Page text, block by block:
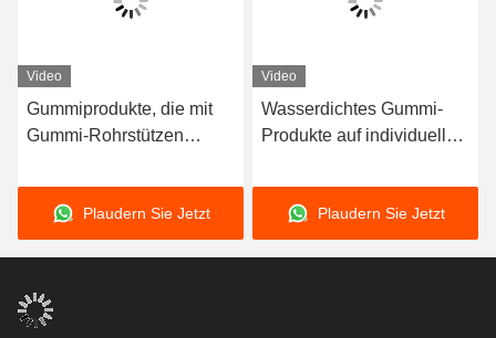
Video
Gummiprodukte, die mit
Gummi-Rohrstützen
Plaudern Sie Jetzt
Video
Wasserdichtes Gummi-
Produkte auf individuelle
Plaudern Sie Jetzt